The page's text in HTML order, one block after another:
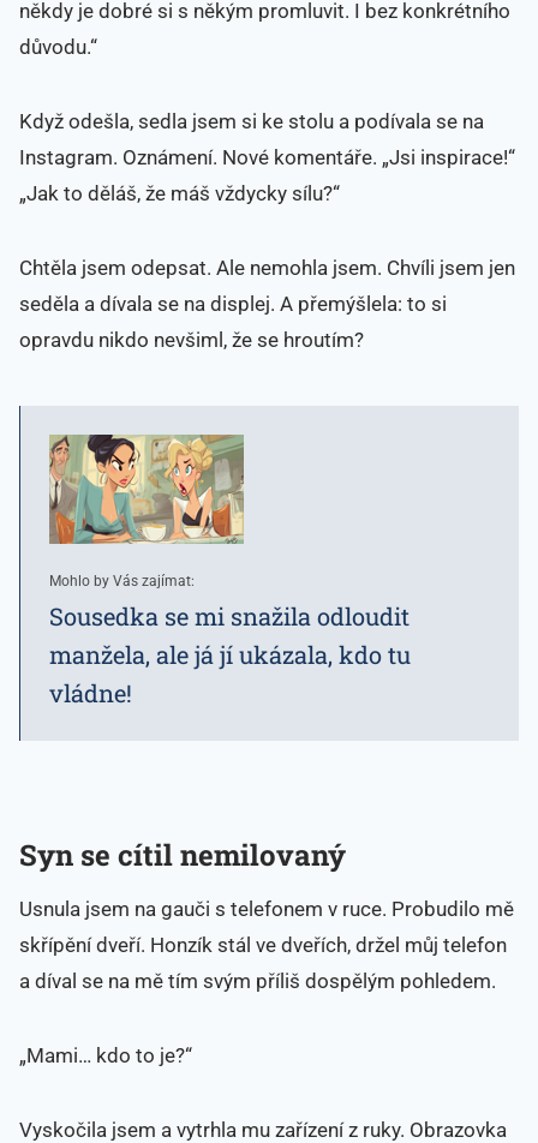
někdy je dobré si s někým promluvit. I bez konkrétního
důvodu.“
Když odešla, sedla jsem si ke stolu a podívala se na
Instagram. Oznámení. Nové komentáře. „Jsi inspirace!“
„Jak to děláš, že máš vždycky sílu?“
Chtěla jsem odepsat. Ale nemohla jsem. Chvíli jsem jen
seděla a dívala se na displej. A přemýšlela: to si
opravdu nikdo nevšiml, že se hroutím?
Mohlo by Vás zajímat:
Sousedka se mi snažila odloudit
manžela, ale já jí ukázala, kdo tu
vládne!
Syn se cítil nemilovaný
Usnula jsem na gauči s telefonem v ruce. Probudilo mě
skřípění dveří. Honzík stál ve dveřích, držel můj telefon
a díval se na mě tím svým příliš dospělým pohledem.
„Mami… kdo to je?“
Vyskočila jsem a vytrhla mu zařízení z ruky. Obrazovka